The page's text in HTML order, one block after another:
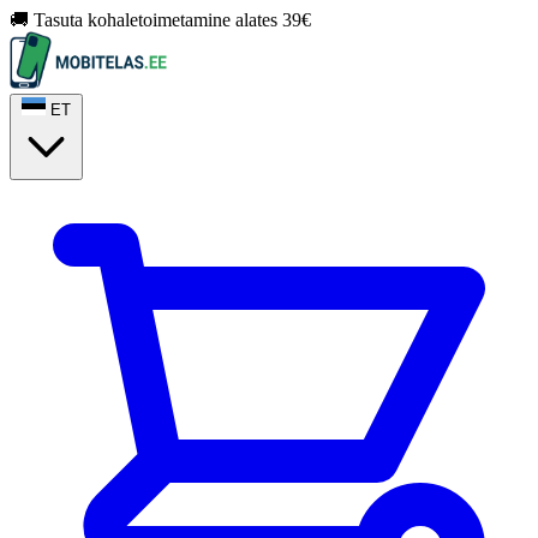
🚚 Tasuta kohaletoimetamine alates 39€
ET